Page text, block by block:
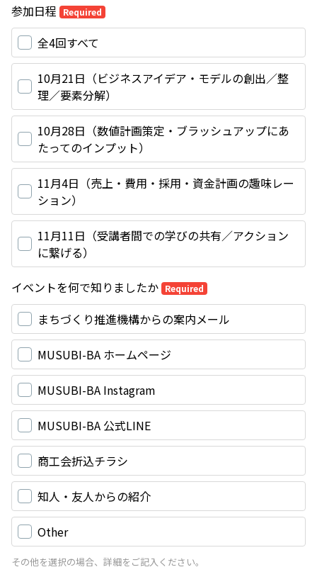
参加日程 Required
全4回すべて
10月21日（ビジネスアイデア・モデルの創出／整
理／要素分解）
10月28日（数値計画策定・ブラッシュアップにあ
たってのインプット）
11月4日（売上・費用・採用・資金計画の趣味レー
ション）
11月11日（受講者間での学びの共有／アクション
に繋げる）
イベントを何で知りましたか Required
まちづくり推進機構からの案内メール
MUSUBI-BA ホームページ
MUSUBI-BA Instagram
MUSUBI-BA 公式LINE
商工会折込チラシ
知人・友人からの紹介
Other
その他を選択の場合、詳細をご記入ください。